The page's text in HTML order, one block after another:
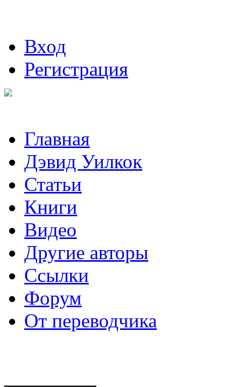
Вход
Регистрация
Главная
Дэвид Уилкок
Статьи
Книги
Видео
Другие авторы
Ссылки
Форум
От переводчика